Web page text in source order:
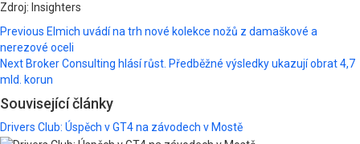
Zdroj: Insighters
Post
navigation
Previous Elmich uvádí na trh nové kolekce nožů z damaškové a
nerezové oceli
Next Broker Consulting hlásí růst. Předběžné výsledky ukazují obrat 4,7
mld. korun
Související články
Drivers Club: Úspěch v GT4 na závodech v Mostě